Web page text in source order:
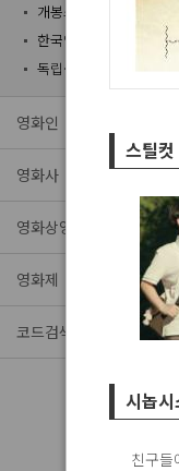
개봉스케줄
한국영화 제작상황판
독립·예술영화
영화인
영화사
영화상영관
영화제
코드검색 및 등록
스틸컷
시놉시
친구